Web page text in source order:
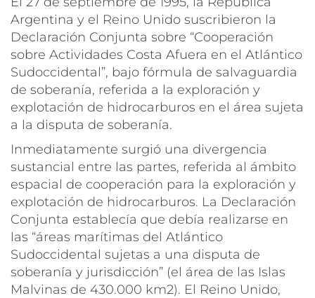
Argentina y el Reino Unido suscribieron la
Declaración Conjunta sobre “Cooperación
sobre Actividades Costa Afuera en el Atlántico
Sudoccidental”, bajo fórmula de salvaguardia
de soberanía, referida a la exploración y
explotación de hidrocarburos en el área sujeta
a la disputa de soberanía.
Inmediatamente surgió una divergencia
sustancial entre las partes, referida al ámbito
espacial de cooperación para la exploración y
explotación de hidrocarburos. La Declaración
Conjunta establecía que debía realizarse en
las “áreas marítimas del Atlántico
Sudoccidental sujetas a una disputa de
soberanía y jurisdicción” (el área de las Islas
Malvinas de 430.000 km2). El Reino Unido,